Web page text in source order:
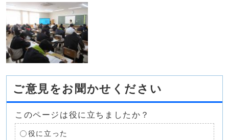
ご意見をお聞かせください
このページは役に立ちましたか？
役に立った